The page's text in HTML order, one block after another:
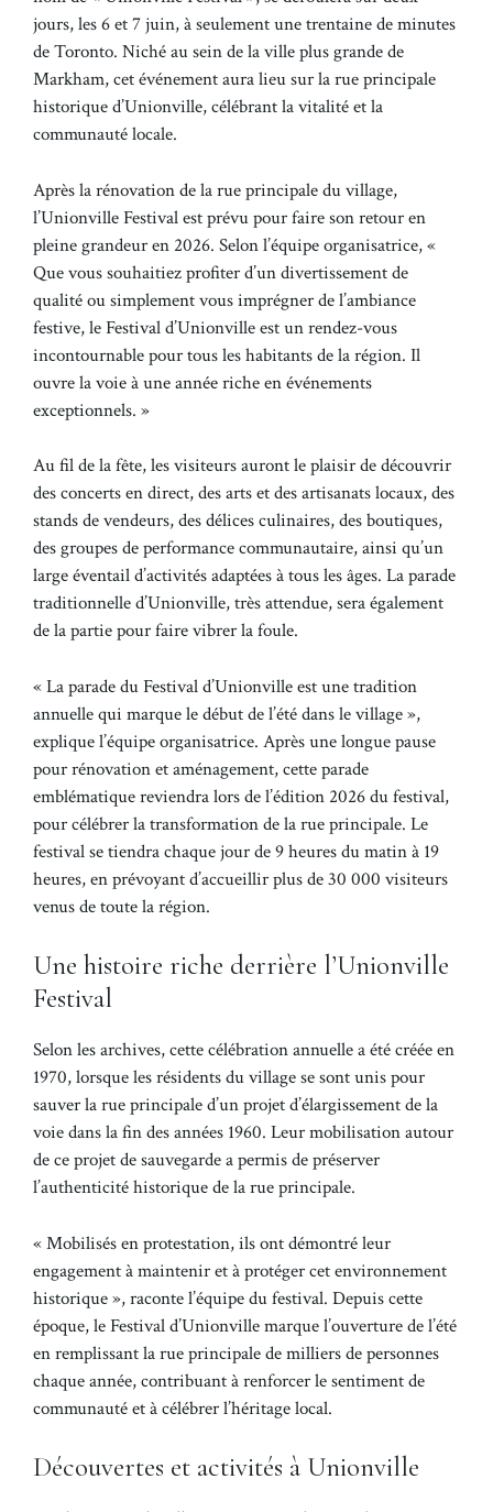
jours, les 6 et 7 juin, à seulement une trentaine de minutes
de Toronto. Niché au sein de la ville plus grande de
Markham, cet événement aura lieu sur la rue principale
historique d’Unionville, célébrant la vitalité et la
communauté locale.
Après la rénovation de la rue principale du village,
l’Unionville Festival est prévu pour faire son retour en
pleine grandeur en 2026. Selon l’équipe organisatrice, «
Que vous souhaitiez profiter d’un divertissement de
qualité ou simplement vous imprégner de l’ambiance
festive, le Festival d’Unionville est un rendez-vous
incontournable pour tous les habitants de la région. Il
ouvre la voie à une année riche en événements
exceptionnels. »
Au fil de la fête, les visiteurs auront le plaisir de découvrir
des concerts en direct, des arts et des artisanats locaux, des
stands de vendeurs, des délices culinaires, des boutiques,
des groupes de performance communautaire, ainsi qu’un
large éventail d’activités adaptées à tous les âges. La parade
traditionnelle d’Unionville, très attendue, sera également
de la partie pour faire vibrer la foule.
« La parade du Festival d’Unionville est une tradition
annuelle qui marque le début de l’été dans le village »,
explique l’équipe organisatrice. Après une longue pause
pour rénovation et aménagement, cette parade
emblématique reviendra lors de l’édition 2026 du festival,
pour célébrer la transformation de la rue principale. Le
festival se tiendra chaque jour de 9 heures du matin à 19
heures, en prévoyant d’accueillir plus de 30 000 visiteurs
venus de toute la région.
Une histoire riche derrière l’Unionville
Festival
Selon les archives, cette célébration annuelle a été créée en
1970, lorsque les résidents du village se sont unis pour
sauver la rue principale d’un projet d’élargissement de la
voie dans la fin des années 1960. Leur mobilisation autour
de ce projet de sauvegarde a permis de préserver
l’authenticité historique de la rue principale.
« Mobilisés en protestation, ils ont démontré leur
engagement à maintenir et à protéger cet environnement
historique », raconte l’équipe du festival. Depuis cette
époque, le Festival d’Unionville marque l’ouverture de l’été
en remplissant la rue principale de milliers de personnes
chaque année, contribuant à renforcer le sentiment de
communauté et à célébrer l’héritage local.
Découvertes et activités à Unionville